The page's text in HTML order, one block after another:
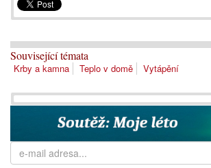
Související témata
Krby a kamna Teplo v domě Vytápění